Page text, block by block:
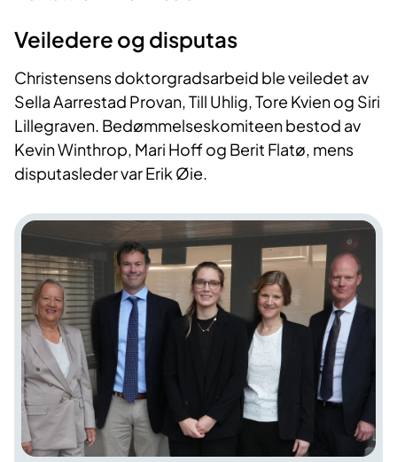
Veiledere og disputas
Christensens doktorgradsarbeid ble veiledet av
Sella Aarrestad Provan, Till Uhlig, Tore Kvien og Siri
Lillegraven. Bedømmelseskomiteen bestod av
Kevin Winthrop, Mari Hoff og Berit Flatø, mens
disputasleder var Erik Øie.